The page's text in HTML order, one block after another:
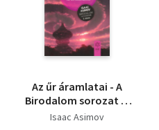
Az űr áramlatai - A
Birodalom sorozat 2.
kötete
Isaac Asimov